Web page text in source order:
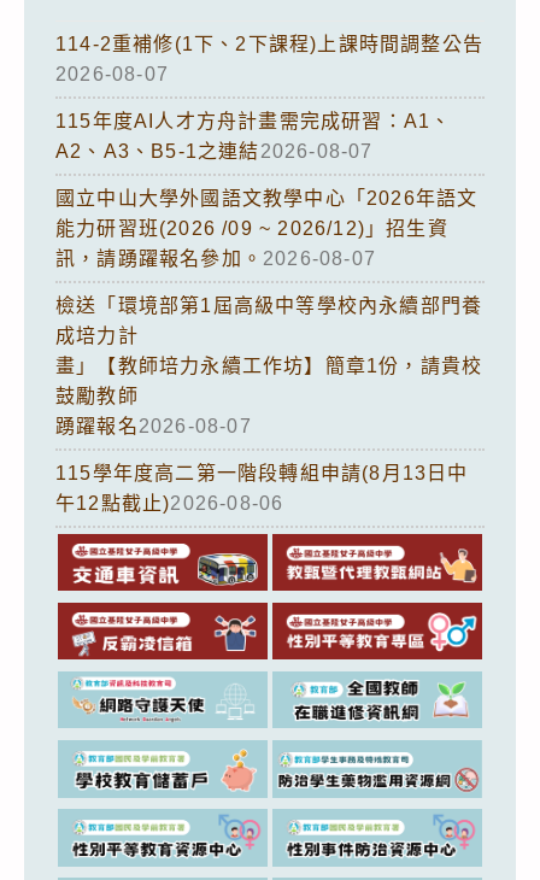
114-2重補修(1下、2下課程)上課時間調整公告
2026-08-07
115年度AI人才方舟計畫需完成研習：A1、
A2、A3、B5-1之連結2026-08-07
國立中山大學外國語文教學中心「2026年語文
能力研習班(2026 /09 ~ 2026/12)」招生資
訊，請踴躍報名參加。 2026-08-07
檢送「環境部第1屆高級中等學校內永續部門養
成培力計
畫」【教師培力永續工作坊】簡章1份，請貴校
鼓勵教師
踴躍報名2026-08-07
115學年度高二第一階段轉組申請(8月13日中
午12點截止)2026-08-06